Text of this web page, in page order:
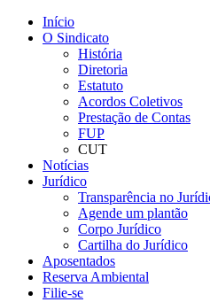
Início
O Sindicato
História
Diretoria
Estatuto
Acordos Coletivos
Prestação de Contas
FUP
CUT
Notícias
Jurídico
Transparência no
Agende um plantão
Corpo Jurídico
Cartilha do Jurídico
Aposentados
Reserva Ambiental
Filie-se